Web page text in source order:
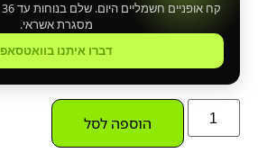
מסגרת אשראי.
דברו איתנו בוואטסאפ
הוספה לסל